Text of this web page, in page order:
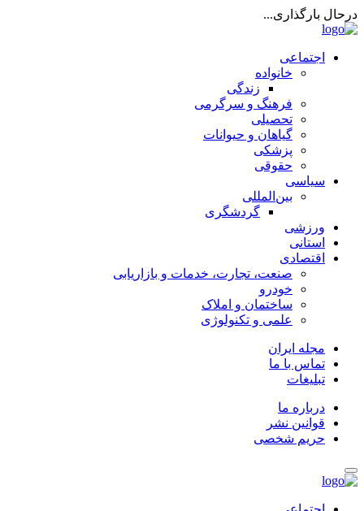
بارگذاری...
اجتماعی
خانواده
زندگی
فرهنگ و سرگرمی
تحصیلی
گیاهان و حیوانات
پزشکی
حقوقی
سیاسی
بین‌المللی
گردشگری
ورزشی
استانی
اقتصادی
صنعت، تجارت، خدمات و بازاریابی
خودرو
ساختمان و املاک
علمی و تکنولوژی
مجله ایران
تماس با ما
تبلیغات
درباره ما
قوانین نشر
حریم شخصی